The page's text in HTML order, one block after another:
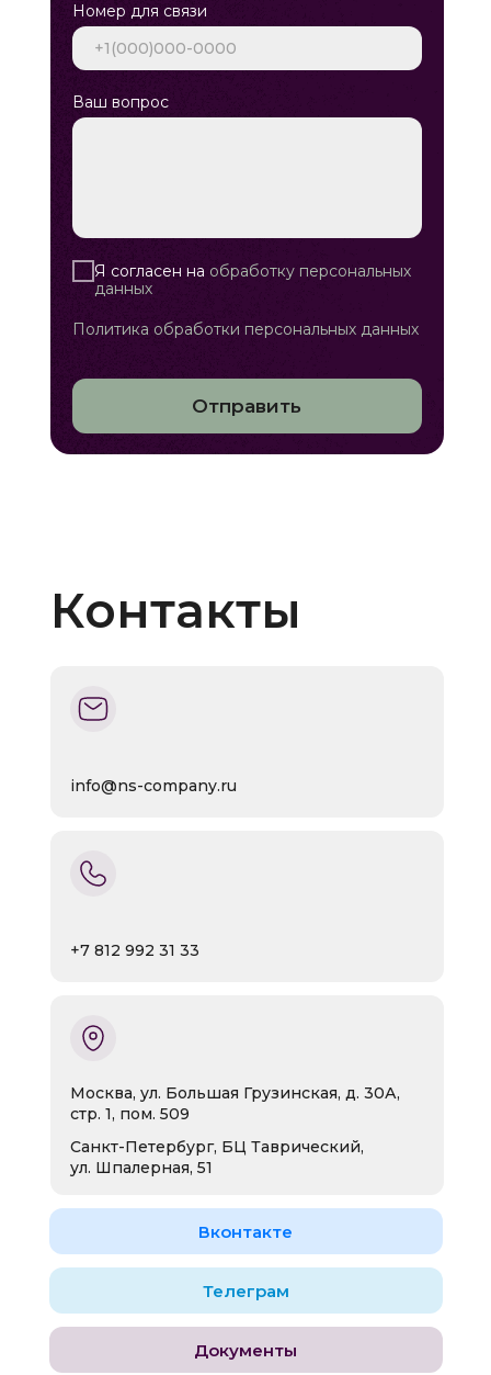
Номер для связи
Ваш вопрос
Я согласен на обработку персональных
данных
Политика обработки персональных данных
Отправить
Контакты
+7 812 992 31 33
info@ns-company.ru
Москва, ул. Большая Грузинская, д. 30А,
стр. 1, пом. 509
Санкт-Петербург, БЦ Таврический,
ул. Шпалерная, 51
Телеграм
Вконтакте
Документы